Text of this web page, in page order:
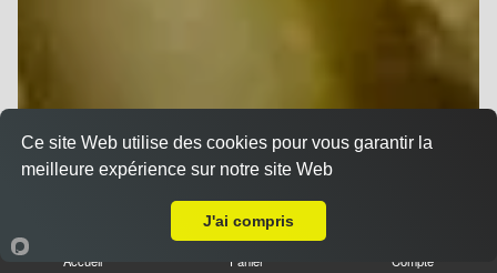
Accueil Panier Compte
Ce site Web utilise des cookies pour vous garantir la
meilleure expérience sur notre site Web
J'ai compris